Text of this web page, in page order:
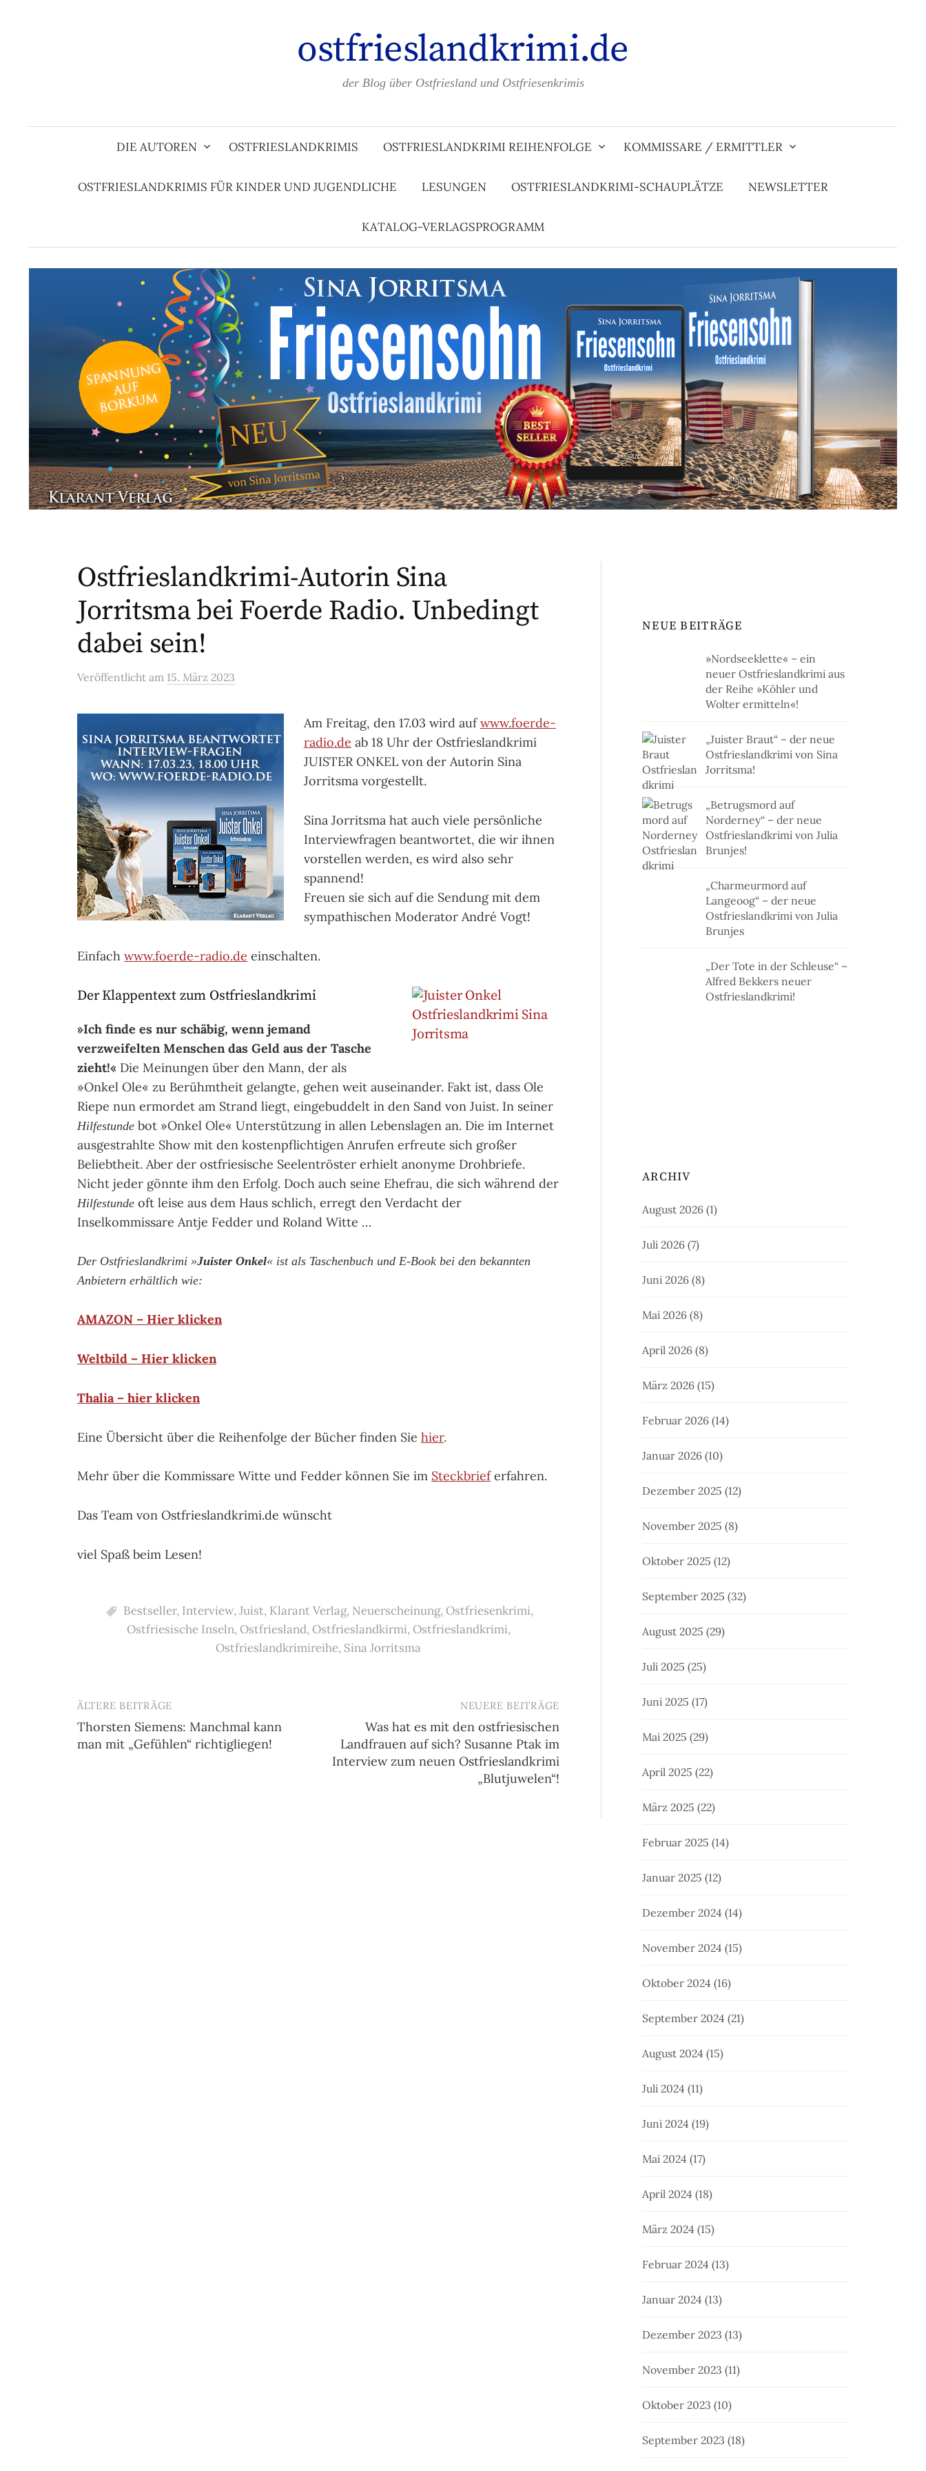
ostfrieslandkrimi.de
der Blog über Ostfriesland und Ostfriesenkrimis
DIE AUTOREN OSTFRIESLANDKRIMIS OSTFRIESLANDKRIMI REIHENFOLGE KOMMISSARE / ERMITTLER
OSTFRIESLANDKRIMIS FÜR KINDER UND JUGENDLICHE LESUNGEN OSTFRIESLANDKRIMI-SCHAUPLÄTZE NEWSLETTER
KATALOG-VERLAGSPROGRAMM
Suchen
Ostfrieslandkrimi-Autorin Sina
Jorritsma bei Foerde Radio. Unbedingt
dabei sein!
Veröffentlicht am 15. März 2023
Am Freitag, den 17.03 wird aufwww.foerde-
radio.de ab 18 Uhr der Ostfrieslandkrimi
JUISTER ONKEL von der Autorin Sina
Jorritsma vorgestellt.
Sina Jorritsma hat auch viele persönliche
Interviewfragen beantwortet, die wir ihnen
vorstellen werden, es wird also sehr
spannend!
Freuen sie sich auf die Sendung mit dem
sympathischen Moderator André Vogt!
Einfach www.foerde-radio.de einschalten.
Der Klappentext zum Ostfrieslandkrimi
»Ich finde es nur schäbig, wenn jemand
verzweifelten Menschen das Geld aus der Tasche
zieht!« Die Meinungen über den Mann, der als
»Onkel Ole« zu Berühmtheit gelangte, gehen weit auseinander. Fakt ist, dass Ole
Riepe nun ermordet am Strand liegt, eingebuddelt in den Sand von Juist. In seiner
Hilfestunde bot »Onkel Ole« Unterstützung in allen Lebenslagen an. Die im Internet
ausgestrahlte Show mit den kostenpflichtigen Anrufen erfreute sich großer
Beliebtheit. Aber der ostfriesische Seelentröster erhielt anonyme Drohbriefe.
Nicht jeder gönnte ihm den Erfolg. Doch auch seine Ehefrau, die sich während der
Hilfestunde oft leise aus dem Haus schlich, erregt den Verdacht der
Inselkommissare Antje Fedder und Roland Witte …
Der Ostfrieslandkrimi »Juister Onkel« ist als Taschenbuch und E-Book bei den bekannten
Anbietern erhältlich wie:
AMAZON – Hier klicken
Weltbild – Hier klicken
Thalia – hier klicken
Eine Übersicht über die Reihenfolge der Bücher finden Sie hier.
Mehr über die Kommissare Witte und Fedder können Sie im Steckbrieferfahren.
Das Team von Ostfrieslandkrimi.de wünscht
viel Spaß beim Lesen!
Bestseller, Interview, Juist, Klarant Verlag, Neuerscheinung, Ostfriesenkrimi,
Ostfriesische Inseln, Ostfriesland, Ostfrieslandkirmi, Ostfrieslandkrimi,
Ostfrieslandkrimireihe, Sina Jorritsma
Beitragsnavigation
ÄLTERE BEITRÄGE
Thorsten Siemens: Manchmal kann
man mit „Gefühlen“ richtigliegen!
NEUERE BEITRÄGE
Was hat es mit den ostfriesischen
Landfrauen auf sich? Susanne Ptak im
Interview zum neuen Ostfrieslandkrimi
„Blutjuwelen“!
NEUE BEITRÄGE
»Nordseeklette« – ein
neuer Ostfrieslandkrimi aus
der Reihe »Köhler und
Wolter ermitteln«!
„Juister Braut“ – der neue
Ostfrieslandkrimi von Sina
Jorritsma!
„Betrugsmord auf
Norderney“ – der neue
Ostfrieslandkrimi von Julia
Brunjes!
„Charmeurmord auf
Langeoog“ – der neue
Ostfrieslandkrimi von Julia
Brunjes
„Der Tote in der Schleuse“ –
Alfred Bekkers neuer
Ostfrieslandkrimi!
ARCHIV
August 2026 (1)
Juli 2026 (7)
Juni 2026 (8)
Mai 2026 (8)
April 2026 (8)
März 2026 (15)
Februar 2026 (14)
Januar 2026 (10)
Dezember 2025 (12)
November 2025 (8)
Oktober 2025 (12)
September 2025 (32)
August 2025 (29)
Juli 2025 (25)
Juni 2025 (17)
Mai 2025 (29)
April 2025 (22)
März 2025 (22)
Februar 2025 (14)
Januar 2025 (12)
Dezember 2024 (14)
November 2024 (15)
Oktober 2024 (16)
September 2024 (21)
August 2024 (15)
Juli 2024 (11)
Juni 2024 (19)
Mai 2024 (17)
April 2024 (18)
März 2024 (15)
Februar 2024 (13)
Januar 2024 (13)
Dezember 2023 (13)
November 2023 (11)
Oktober 2023 (10)
September 2023 (18)